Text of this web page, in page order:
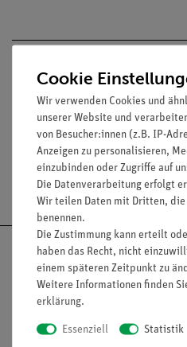
Media / Downloads
Cookie
Wir verwenden Cookies und
unserer Website und
von Besucher:innen (z.B. IP-
Anzeigen zu personalisieren,
einzubinden oder Zugriffe auf
Die Datenverarbeitung erfolgt
Wir teilen Daten mit Dritten,
benennen.
Die Zustimmung kann erteilt
haben das Recht, nicht
einem späteren Zeitpunkt zu
Weitere Informationen finden
erklärung.
Essenziell Statistik